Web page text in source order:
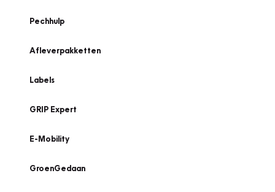
Pechhulp
Afleverpakketten
Labels
GRIP Expert
E-Mobility
GroenGedaan